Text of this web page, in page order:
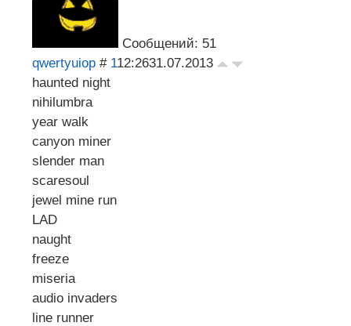
Сообщений: 51
qwertyuiop # 112:2631.07.2013
haunted night
nihilumbra
year walk
canyon miner
slender man
scaresoul
jewel mine run
LAD
naught
freeze
miseria
audio invaders
line runner